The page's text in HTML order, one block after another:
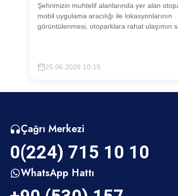
Şehrimizin muhtelif alanlarında yer alan
mobil uygulama aracılığı ile lokasyonlarının
görüntülenmesi, otoparklara rahat ulaşımın
25.06.2026 10:15
Çağrı Merkezi
0(224) 715 10 10
WhatsApp Hattı